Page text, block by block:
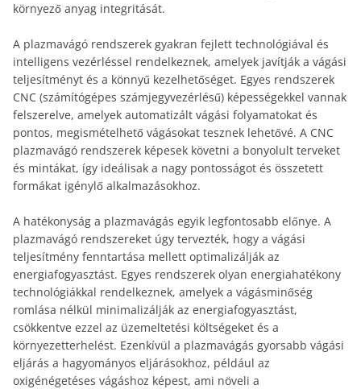
környező anyag integritását.
A plazmavágó rendszerek gyakran fejlett technológiával és
intelligens vezérléssel rendelkeznek, amelyek javítják a vágási
teljesítményt és a könnyű kezelhetőséget. Egyes rendszerek
CNC (számítógépes számjegyvezérlésű) képességekkel vannak
felszerelve, amelyek automatizált vágási folyamatokat és
pontos, megismételhető vágásokat tesznek lehetővé. A CNC
plazmavágó rendszerek képesek követni a bonyolult terveket
és mintákat, így ideálisak a nagy pontosságot és összetett
formákat igénylő alkalmazásokhoz.
A hatékonyság a plazmavágás egyik legfontosabb előnye. A
plazmavágó rendszereket úgy tervezték, hogy a vágási
teljesítmény fenntartása mellett optimalizálják az
energiafogyasztást. Egyes rendszerek olyan energiahatékony
technológiákkal rendelkeznek, amelyek a vágásminőség
romlása nélkül minimalizálják az energiafogyasztást,
csökkentve ezzel az üzemeltetési költségeket és a
környezetterhelést. Ezenkívül a plazmavágás gyorsabb vágási
eljárás a hagyományos eljárásokhoz, például az
oxigénégetéses vágáshoz képest, ami növeli a